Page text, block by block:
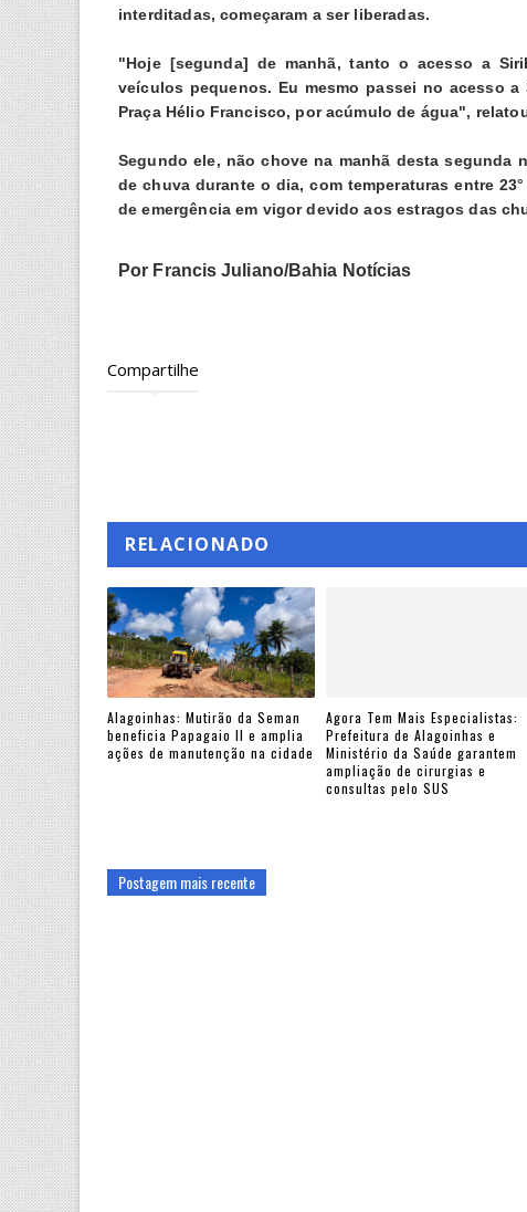
interditadas, começaram a ser liberadas.
"Hoje [segunda] de manhã, tanto o acesso a
veículos pequenos. Eu mesmo passei no acesso
Praça Hélio Francisco, por acúmulo de água",
Segundo ele, não chove na manhã desta segunda
de chuva durante o dia, com temperaturas entre
de emergência em vigor devido aos estragos das
Por Francis Juliano/Bahia Notícias
Compartilhe
RELACIONADO
Alagoinhas: Mutirão da Seman
beneficia Papagaio II e amplia
ações de manutenção na cidade
Agora Tem Mais Especialistas:
Prefeitura de Alagoinhas e
Ministério da Saúde garantem
ampliação de cirurgias e
consultas pelo SUS
Postagem mais recente